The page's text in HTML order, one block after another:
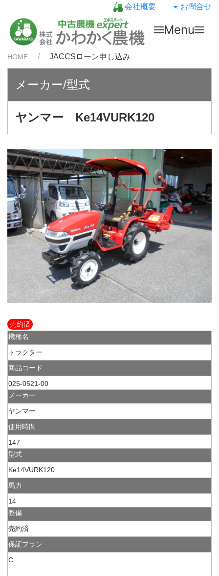
会社概要 お問合せ
Menu
HOME JACCSローン申し込み
メーカー/型式
ヤンマー Ke14VURK120
売約済
機種名
トラクター
商品コード
025-0521-00
メーカー
ヤンマー
使用時間
147
型式
Ke14VURK120
馬力
14
整備
売約済
保証プラン
C